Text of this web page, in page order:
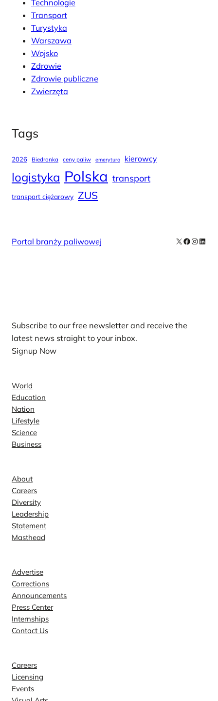
Technologie
Transport
Turystyka
Warszawa
Wojsko
Zdrowie
Zdrowie publiczne
Zwierzęta
Tags
2026 Biedronka ceny paliw emerytura kierowcy
logistyka Polska transport
transport ciężarowy ZUS
Portal branży paliwowej X Facebook
Subscribe to our free newsletter and receive the
latest news straight to your inbox.
Signup Now
World
Education
Nation
Lifestyle
Science
Business
About
Careers
Diversity
Leadership
Statement
Masthead
Advertise
Corrections
Announcements
Press Center
Internships
Contact Us
Careers
Licensing
Events